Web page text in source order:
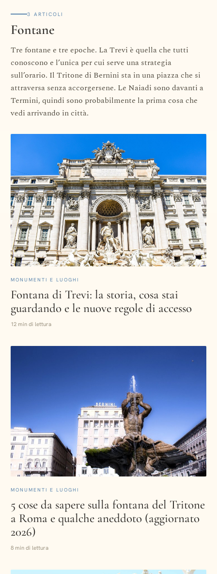
3 ARTICOLI
Fontane
Tre fontane e tre epoche. La Trevi è quella che tutti
conoscono e l’unica per cui serve una strategia
sull’orario. Il Tritone di Bernini sta in una piazza che si
attraversa senza accorgersene. Le Naiadi sono davanti a
Termini, quindi sono probabilmente la prima cosa che
vedi arrivando in città.
MONUMENTI E LUOGHI
Fontana di Trevi: la storia, cosa stai
guardando e le nuove regole di accesso
12 min di lettura
MONUMENTI E LUOGHI
5 cose da sapere sulla fontana del Tritone
a Roma e qualche aneddoto (aggiornato
2026)
8 min di lettura